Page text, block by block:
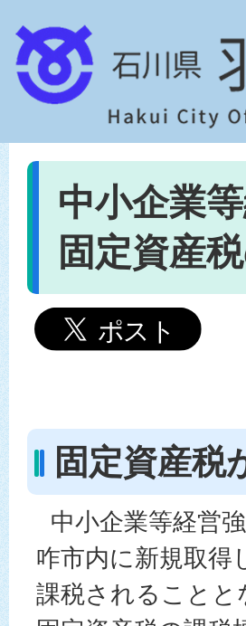
中小企業
固定資産
固定資産税
中小企業等経営
咋市内に新規取得
課税されることと